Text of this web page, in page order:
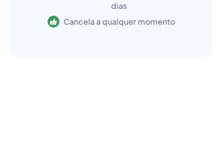
dias
Cancela a qualquer momento